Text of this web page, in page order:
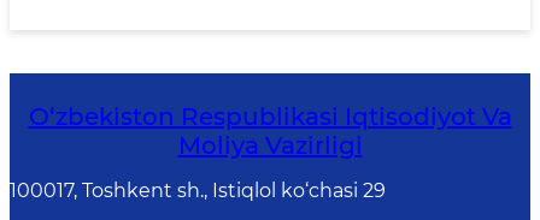
O‘zbekiston Respublikasi Iqtisodiyot Va
Moliya Vazirligi
100017, Toshkent sh., Istiqlol ko‘chasi 29